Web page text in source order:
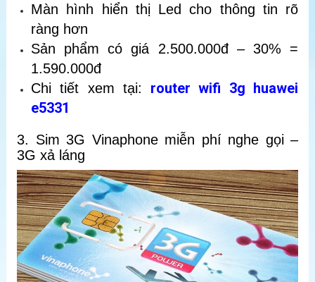
Màn hình hiển thị Led cho thông tin rõ
ràng hơn
Sản phẩm có giá 2.500.000đ – 30% =
1.590.000đ
Chi tiết xem tại: router wifi 3g huawei
e5331
3. Sim 3G Vinaphone miễn phí nghe gọi –
3G xả láng